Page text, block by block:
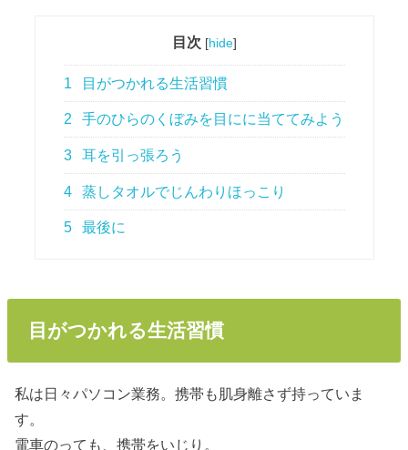
目次 [hide]
1 目がつかれる生活習慣
2 手のひらのくぼみを目にに当ててみよう
3 耳を引っ張ろう
4 蒸しタオルでじんわりほっこり
5 最後に
目がつかれる生活習慣
私は日々パソコン業務。携帯も肌身離さず持っていま
す。
電車のっても、携帯をいじり。